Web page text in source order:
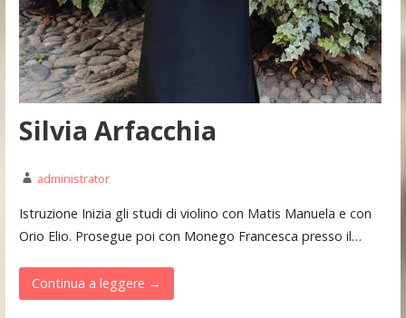
Silvia Arfacchia
administrator
Istruzione Inizia gli studi di violino con Matis Manuela e con
Orio Elio. Prosegue poi con Monego Francesca presso il…
Continua a leggere →